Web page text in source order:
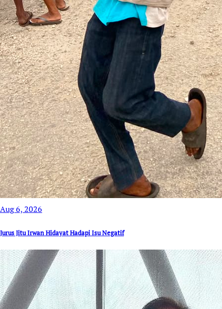
Aug 6, 2026
Jurus Jitu Irwan Hidayat Hadapi Isu Negatif